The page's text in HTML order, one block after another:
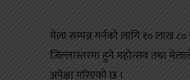
मेला सम्पन्न गर्नको लागि १० लाख
जिल्लास्तरमा हुने महोत्सव तथा मेलाले
अपेक्षा गरिएको छ ।